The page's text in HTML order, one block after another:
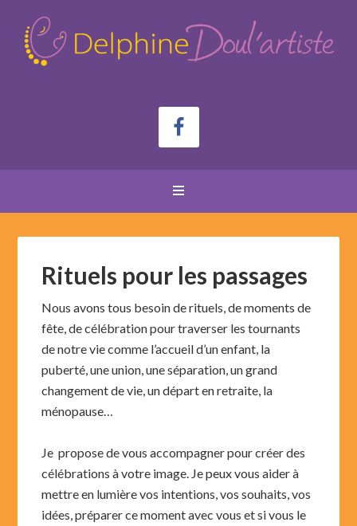
Rituels pour les passages
Nous avons tous besoin de rituels, de moments de
fête, de célébration pour traverser les tournants
de notre vie comme l’accueil d’un enfant, la
puberté, une union, une séparation, un grand
changement de vie, un départ en retraite, la
ménopause…
Je propose de vous accompagner pour créer des
célébrations à votre image. Je peux vous aider à
mettre en lumière vos intentions, vos souhaits, vos
idées, préparer ce moment avec vous et si vous le